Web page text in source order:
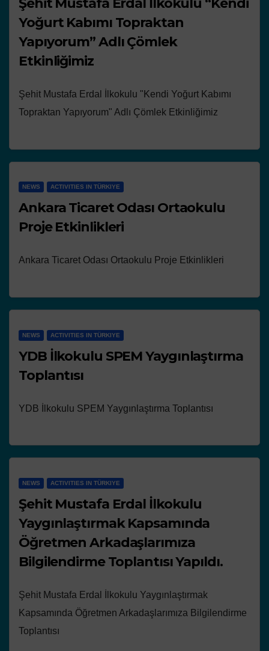
Şehit Mustafa Erdal İlkokulu “Kendi
Yoğurt Kabımı Topraktan
Yapıyorum” Adlı Çömlek
Etkinliğimiz
Şehit Mustafa Erdal İlkokulu "Kendi Yoğurt Kabımı
Topraktan Yapıyorum" Adlı Çömlek Etkinliğimiz
NEWS ACTIVITIES IN TÜRKIYE
Ankara Ticaret Odası Ortaokulu
Proje Etkinlikleri
Ankara Ticaret Odası Ortaokulu Proje Etkinlikleri
NEWS ACTIVITIES IN TÜRKIYE
YDB İlkokulu SPEM Yaygınlaştırma
Toplantısı
YDB İlkokulu SPEM Yaygınlaştırma Toplantısı
NEWS ACTIVITIES IN TÜRKIYE
Şehit Mustafa Erdal İlkokulu
Yaygınlaştırmak Kapsamında
Öğretmen Arkadaşlarımıza
Bilgilendirme Toplantısı Yapıldı.
Şehit Mustafa Erdal İlkokulu Yaygınlaştırmak
Kapsamında Öğretmen Arkadaşlarımıza Bilgilendirme
Toplantısı